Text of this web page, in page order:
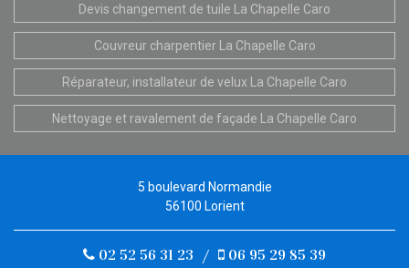
Devis changement de tuile La Chapelle Caro
Couvreur charpentier La Chapelle Caro
Réparateur, installateur de velux La Chapelle Caro
Nettoyage et ravalement de façade La Chapelle Caro
5 boulevard Normandie
56100 Lorient
02 52 56 31 23 / 06 95 29 85 39